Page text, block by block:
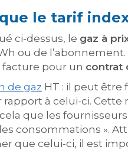
que le tarif
ci-dessus, le gaz à
ou de
pour un contrat
h de gaz HT : il peut
à celui-ci. Cette
que les
consommations ».
que celui-ci, il est